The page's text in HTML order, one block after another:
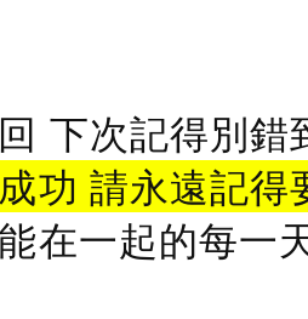
下次記得別錯
功 請永遠記得
在一起的每一